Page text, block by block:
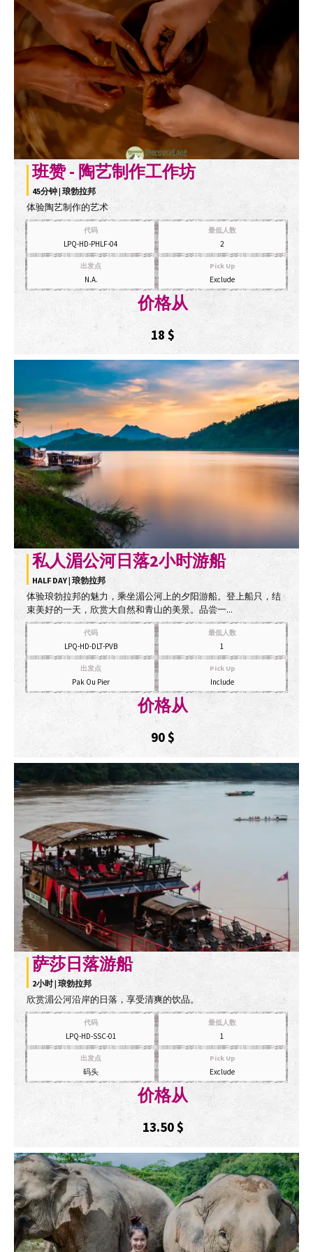
班赞 - 陶艺制作工作坊
45分钟 | 琅勃拉邦
体验陶艺制作的艺术
代码
LPQ-HD-PHLF-04
最低人数
2
出发点
N.A.
Pick Up
Exclude
价格从
18 $
私人湄公河日落2小时游船
HALF DAY | 琅勃拉邦
体验琅勃拉邦的魅力，乘坐湄公河上的夕阳游船。登上船只，结
束美好的一天，欣赏大自然和青山的美景。品尝一...
代码
LPQ-HD-DLT-PVB
最低人数
1
出发点
Pak Ou Pier
Pick Up
Include
价格从
90$
萨莎日落游船
2小时 | 琅勃拉邦
欣赏湄公河沿岸的日落，享受清爽的饮品。
代码
LPQ-HD-SSC-01
最低人数
1
出发点
码头
Pick Up
Exclude
价格从
13.50$